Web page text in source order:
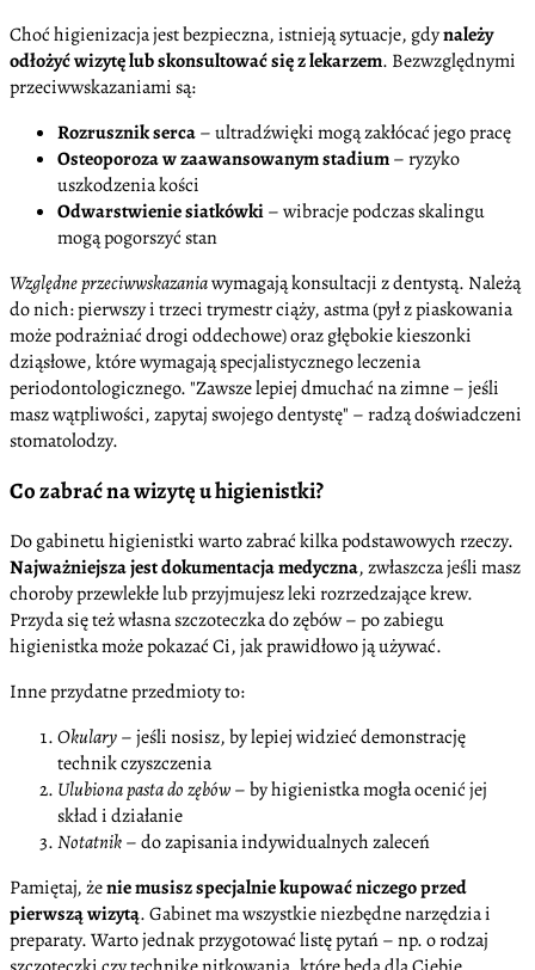
Choć higienizacja jest bezpieczna, istnieją sytuacje, gdynależy
odłożyć wizytę lub skonsultować się z lekarzem. Bezwzględnymi
przeciwwskazaniami są:
Rozrusznik serca– ultradźwięki mogą zakłócać jego pracę
Osteoporoza w zaawansowanym stadium– ryzyko
uszkodzenia kości
Odwarstwienie siatkówki– wibracje podczas skalingu
mogą pogorszyć stan
Względne przeciwwskazaniawymagają konsultacji z dentystą. Należą
do nich: pierwszy i trzeci trymestr ciąży, astma (pył z piaskowania
może podrażniać drogi oddechowe) oraz głębokie kieszonki
dziąsłowe, które wymagają specjalistycznego leczenia
periodontologicznego. Zawsze lepiej dmuchać na zimne – jeśli
masz wątpliwości, zapytaj swojego dentystę – radzą doświadczeni
stomatolodzy.
Co zabrać na wizytę u higienistki?
Do gabinetu higienistki warto zabrać kilka podstawowych rzeczy.
Najważniejsza jest dokumentacja medyczna, zwłaszcza jeśli masz
choroby przewlekłe lub przyjmujesz leki rozrzedzające krew.
Przyda się też własna szczoteczka do zębów – po zabiegu
higienistka może pokazać Ci, jak prawidłowo ją używać.
Inne przydatne przedmioty to:
Okulary– jeśli nosisz, by lepiej widzieć demonstrację
technik czyszczenia
Ulubiona pasta do zębów– by higienistka mogła ocenić jej
skład i działanie
Notatnik– do zapisania indywidualnych zaleceń
Pamiętaj, żenie musisz specjalnie kupować niczego przed
pierwszą wizytą. Gabinet ma wszystkie niezbędne narzędzia i
preparaty. Warto jednak przygotować listę pytań – np. o rodzaj